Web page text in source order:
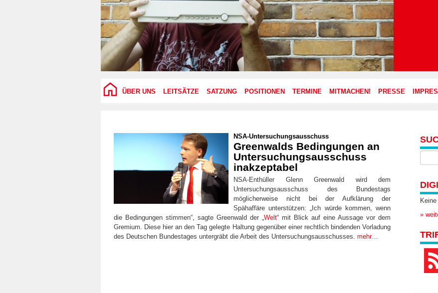
ÜBER UNS LEITSÄTZE SATZUNG POSITIONEN TERMINE MITMACHEN! PRESSE
NSA-Untersuchungsausschuss
Greenwalds Bedingungen an
Untersuchungsausschuss
inakzeptabel
NSA-Enthüller Glenn Greenwald wird dem
Untersuchungsausschuss des Bundestags
möglicherweise nicht bei der Aufklärung der
Spähaffäre unterstützen: „Ich würde kommen, wenn
die Bedingungen stimmen“, sagte Greenwald der „ Welt“ mit Blick auf eine Aussage vor dem
Gremium. Diese hier an den Tag gelegte Haltung gegenüber einer rechtlich bindenden Vorladung
des Deutschen Bundestages untergräbt die Arbeit des Untersuchungsausschusses. mehr…
»